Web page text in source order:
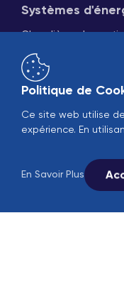
Systèmes
Chaudières
Groupes de
Tours de
Politique de
Ce site web utilise
expérience. En
En Savoir Plus